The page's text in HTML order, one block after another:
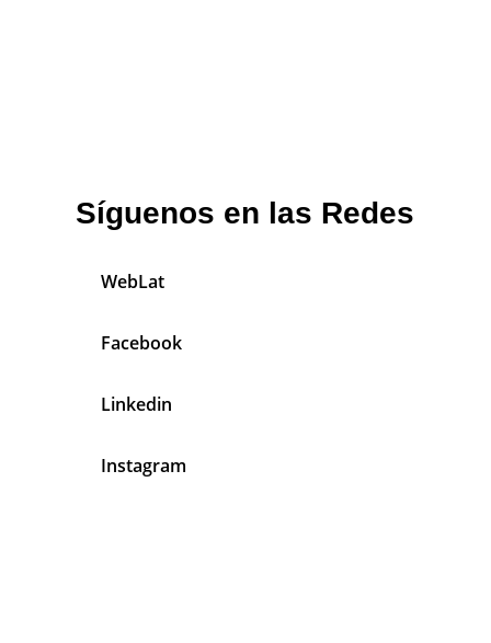
Síguenos en las Redes
WebLat
Facebook
Linkedin
Instagram